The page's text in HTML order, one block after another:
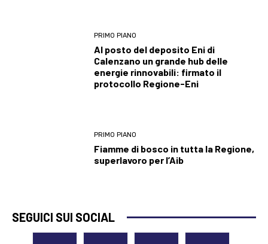
PRIMO PIANO
Al posto del deposito Eni di
Calenzano un grande hub delle
energie rinnovabili: firmato il
protocollo Regione-Eni
PRIMO PIANO
Fiamme di bosco in tutta la Regione,
superlavoro per l’Aib
SEGUICI SUI SOCIAL